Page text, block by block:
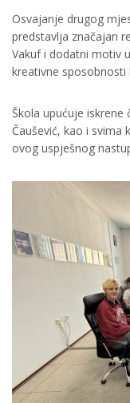
Osvajanje drugog
predstavlja značajan
Vakuf i dodatni motiv
kreativne
Škola upućuje
Čaušević, kao i svima
ovog uspješnog